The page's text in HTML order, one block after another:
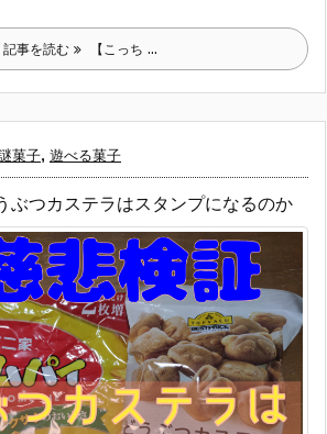
記事を読む 【こっち ...
菓子, 遊べる菓子
ぶつカステラはスタンプになるのか